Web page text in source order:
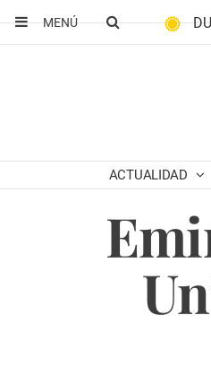
MENÚ
ACTUALIDAD